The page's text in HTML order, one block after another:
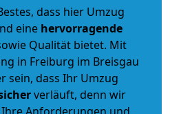
dass hier Umzug
eine hervorragende
Qualität bietet. Mit
in Freiburg im Breisgau
sein, dass Ihr Umzug
verläuft, denn wir
Anforderungen und